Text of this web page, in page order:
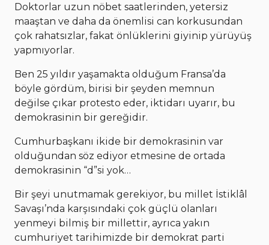
Doktorlar uzun nöbet saatlerinden, yetersiz
maaştan ve daha da önemlisi can korkusundan
çok rahatsızlar, fakat önlüklerini giyinip yürüyüş
yapmıyorlar.
Ben 25 yıldır yaşamakta olduğum Fransa’da
böyle gördüm, birisi bir şeyden memnun
değilse çıkar protesto eder, iktidarı uyarır, bu
demokrasinin bir gereğidir.
Cumhurbaşkanı ikide bir demokrasinin var
olduğundan söz ediyor etmesine de ortada
demokrasinin “d”si yok…
Bir şeyi unutmamak gerekiyor, bu millet İstiklâl
Savaşı’nda karşısındaki çok güçlü olanları
yenmeyi bilmiş bir millettir, ayrıca yakın
cumhuriyet tarihimizde bir demokrat parti